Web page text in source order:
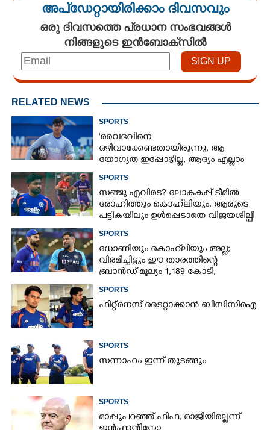
അപ്ഡേറ്റായിരിക്കാം ദിവസവും
ഒരു ദിവസത്തെ പ്രധാന സംഭവങ്ങൾ
നിങ്ങളുടെ ഇൻബോക്സിൽ
RELATED NEWS
SPORTS
'വൈഭവിനെ
ഒഴിവാക്കേണ്ടതായിരുന്നു,​ ആ
യോഗ്യത ഇപ്പോഴില്ല, ആദ്യം എല്ലാം
ക്രിക്കറ്റ് താരം
SPORTS
സഞ്ജു എവിടെ? ലോകകപ്പ് ടീമിൽ
രോഹിത്തും കൊഹ്‌ലിയും, ആരുടെ
പട്ടികയിലും ഉൾപ്പെടാതെ വിജയശില്പി
SPORTS
ധോണിയും കൊഹ്‌ലിയും അല്ല;
വിരമിച്ചിട്ടും ഈ താരത്തിന്റെ
ബ്രാൻഡ് മൂല്യം 1,189 കോടി,
SPORTS
ഫിറ്റ്നെസ് ടൈറ്റാക്കാൻ ബിസിസിഐ
SPORTS
സന്നാഹം ഇന്ന് തുടങ്ങും
SPORTS
മാപ്പുപറഞ്ഞ് ഫിഫ, രാജിയില്ലെന്ന്